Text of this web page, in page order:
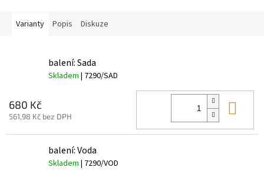
Varianty Popis Diskuze
balení: Sada
Skladem | 7290/SAD
680 Kč
561,98 Kč bez DPH
balení: Voda
Skladem | 7290/VOD